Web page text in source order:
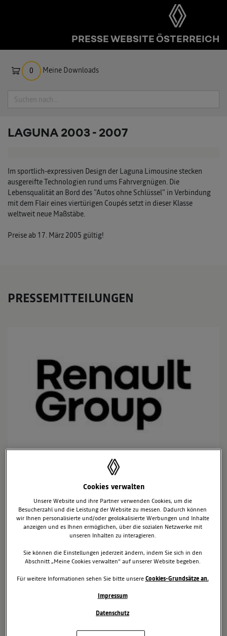
PRESSE WEBSITE ÖSTERREICH
0 Meine Downloads
Suche
LAGUNA 2003 - 2007
Im sportlich-expressiven Design der Laguna Limousine stecken
ausgereifte Technologien rund ums Fahrvergnügen. Die
Lebensqualität an Bord des "Autos ohne Schlüssel" in Verbindung
mit dem Flair eines viertürigen Coupés setzt in dieser Klasse
weltweit neue Maßstäbe.
Preise ab 17. März 2005 gültig!
PRESSEMITTEILUNGEN
SCHÖNER, NEUER EINSTIEG IN DIE
Jetzt „Business“ statt „Expression“
Tempomat, Regen- und Lichtsensor ohne Aufpreis
Kundenvorteil von durchschnittlich 665,- Euro
Das Facelift im Frühling dieses Jahres straffte die Front- und
Heckpartien und richtete den Laguna innen neu und elegant ein.
Zusammen mit der reichhaltigen Ausstattung, die von
Keyless Entry & Drive reicht, kräftigen und leisen Motoren sowie
exzellenten Fahreigenschaften wurde ein hochinteressantes Preis-
Cookies verwalten
Unsere Website und ihre Partner verwenden Cookies, um die
Besucherzahl und die Leistung der Website zu messen. Dadurch können
wir Ihnen personalisierte und/oder geolokalisierte Werbungen und Inhalte
anzeigen und es Ihnen ermöglichen, über die sozialen Netzwerke mit
unseren Inhalten zu interagieren.
Sie können die Einstellungen jederzeit ändern, indem Sie sich in den
Abschnitt „Meine Cookies verwalten“ auf unserer Website begeben.
Für weitere Informationen sehen Sie bitte unsereCookies-Grundsätze an.
Impressum
Datenschutz